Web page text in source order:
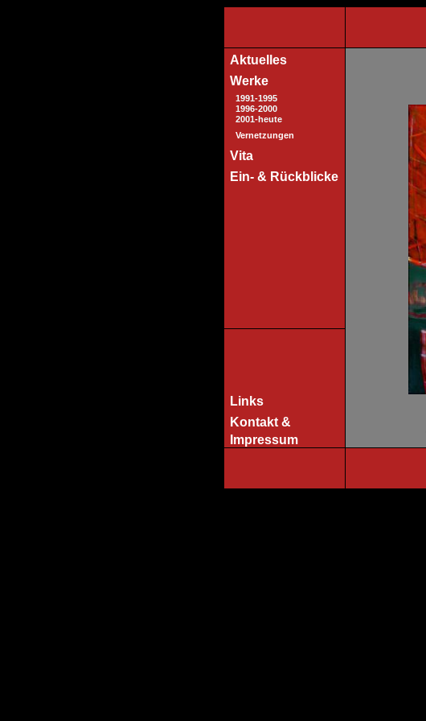
Aktuelles
Werke
1991-1995
1996-2000
2001-heute
Vernetzungen
Vita
Ein- & Rückblicke
Links
Kontakt &
Impressum